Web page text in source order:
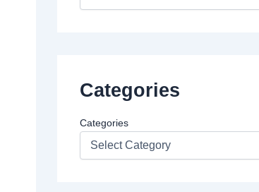
Categories
Categories